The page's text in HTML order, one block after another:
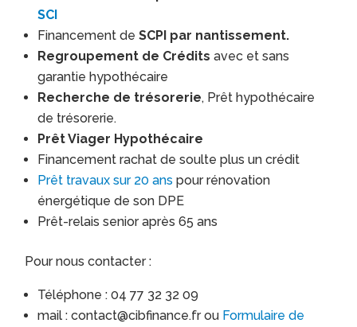
SCI
Financement deSCPI par nantissement.
Regroupement de Créditsavec et sans
garantie hypothécaire
Recherche de trésorerie, Prêt hypothécaire
de trésorerie.
Prêt Viager Hypothécaire
Financement rachat de soulte plus un crédit
Prêt travaux sur 20 ans pour rénovation
énergétique de son DPE
Prêt-relais senior après 65 ans
Pour nous contacter :
Téléphone : 04 77 32 32 09
mail : contact@cibfinance.fr ou Formulaire de